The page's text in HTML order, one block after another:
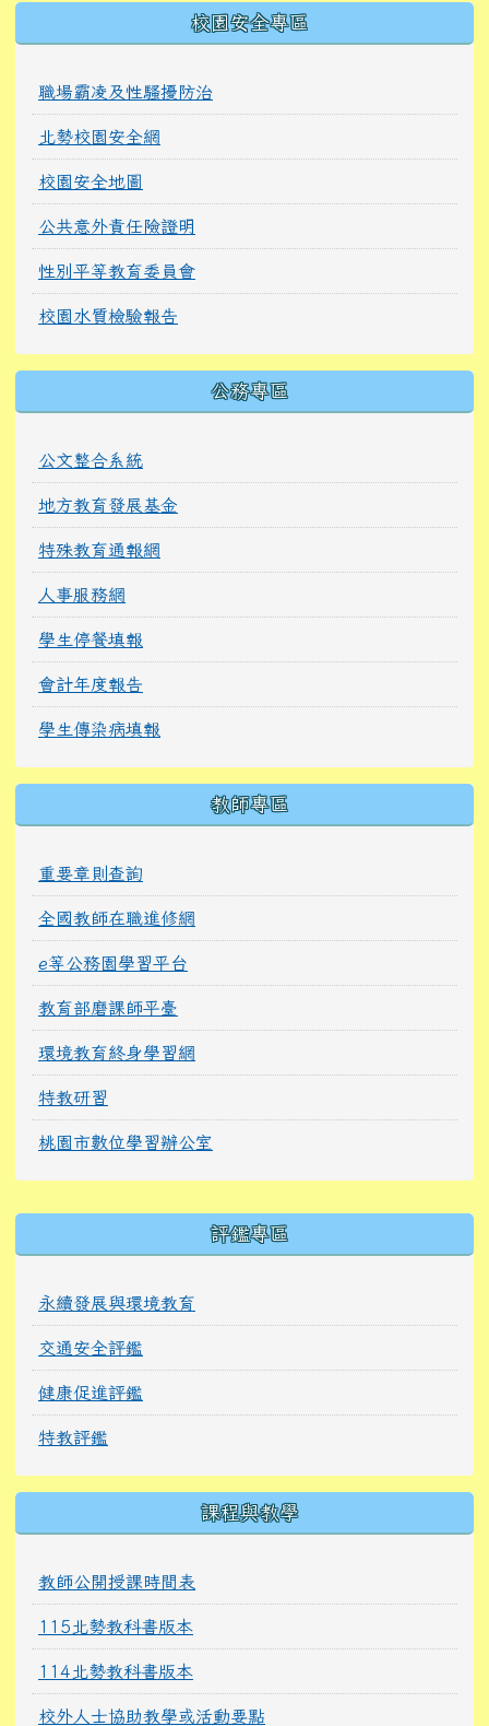
校園安全專區
職場霸凌及性騷擾防治
北勢校園安全網
校園安全地圖
公共意外責任險證明
性別平等教育委員會
校園水質檢驗報告
公務專區
公文整合系統
地方教育發展基金
特殊教育通報網
人事服務網
學生停餐填報
會計年度報告
學生傳染病填報
教師專區
重要章則查詢
全國教師在職進修網
e等公務園學習平台
教育部磨課師平臺
環境教育終身學習網
特教研習
桃園市數位學習辦公室
評鑑專區
永續發展與環境教育
交通安全評鑑
健康促進評鑑
特教評鑑
課程與教學
教師公開授課時間表
115北勢教科書版本
114北勢教科書版本
校外人士協助教學或活動要點